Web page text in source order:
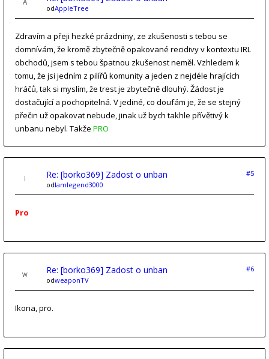
odAppleTree
Zdravím a přeji hezké prázdniny, ze zkušenosti s tebou se
domnívám, že kromě zbytečně opakované recidivy v kontextu IRL
obchodů, jsem s tebou špatnou zkušenost neměl. Vzhledem k
tomu, že jsi jedním z pilířů komunity a jeden z nejdéle hrajících
hráčů, tak si myslím, že trest je zbytečně dlouhý. Žádost je
dostačující a pochopitelná. V jediné, co doufám je, že se stejný
přečin už opakovat nebude, jinak už bych takhle přívětivý k
unbanu nebyl. Takže PRO
Re: [borko369] Zadost o unban
#5
odIamlegend3000
Pro
Re: [borko369] Zadost o unban
#6
odweaponTV
Ikona, pro.